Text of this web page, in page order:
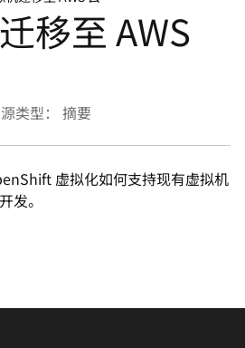
移至 AWS
类型： 摘要
虚拟化如何支持现有虚拟机
发。